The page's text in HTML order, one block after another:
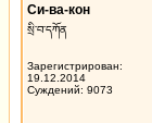
Си-ва-кон
སྲི་བ་དཀོན
Зарегистрирован:
19.12.2014
Суждений: 9073